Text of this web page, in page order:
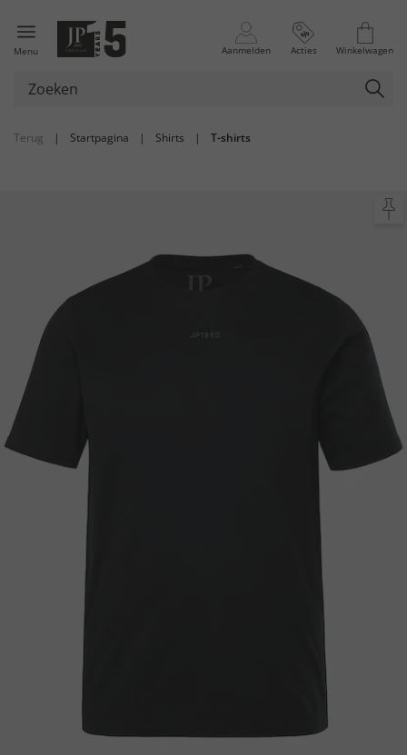
Menu Aanmelden Acties Winkelwagen
Terug | Startpagina | Shirts | T-shirts